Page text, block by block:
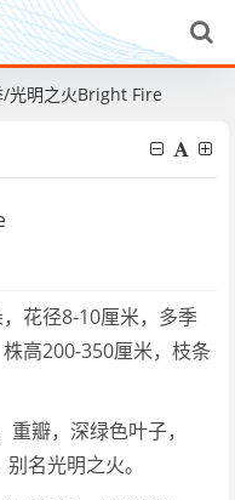
/光明之火Bright Fire
花径8-10厘米，多季
高200-350厘米，枝条
瓣，深绿色叶子，
名光明之火。